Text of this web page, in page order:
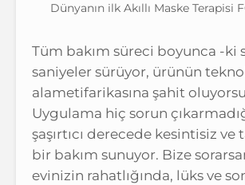
Dünyanın ilk Akıllı Maske Terapisi
Tüm bakım süreci boyunca -ki
saniyeler sürüyor, ürünün
alametifarikasına şahit
Uygulama hiç sorun
şaşırtıcı derecede kesintisiz
bir bakım sunuyor. Bize
evinizin rahatlığında, lüks ve